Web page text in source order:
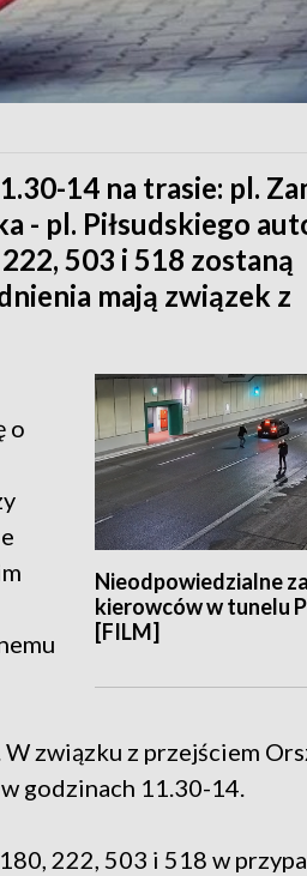
14 na trasie: pl.
- pl. Piłsudskiego
503 i 518 zostaną
mają związek z
Nieodpowiedzialne
kierowców w tunelu
[FILM]
o
związku z przejściem
godzinach 11.30-14.
222, 503 i 518 w